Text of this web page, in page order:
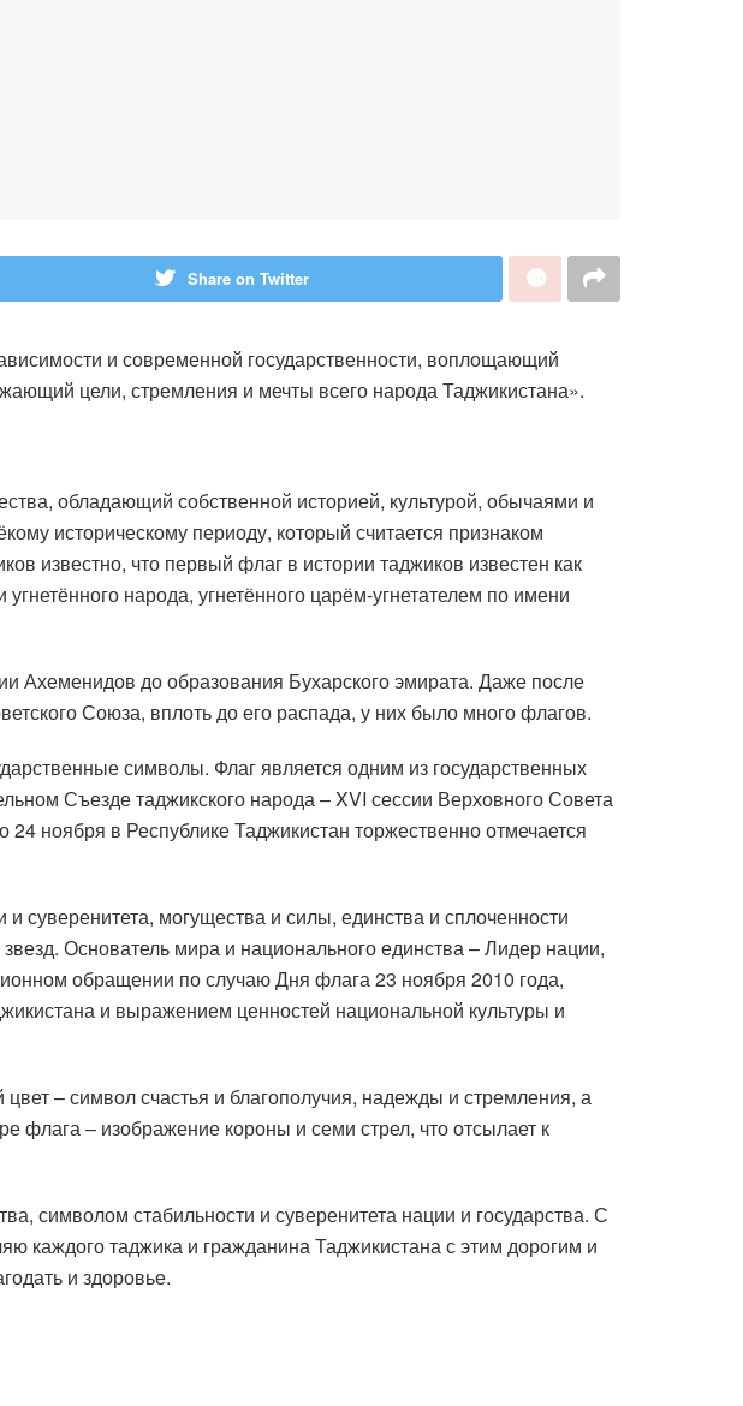
Share on Twitter
и современной государственности, воплощающий
цели, стремления и мечты всего народа Таджикистана».
обладающий собственной историей, культурой, обычаями и
историческому периоду, который считается признаком
известно, что первый флаг в истории таджиков известен как
народа, угнетённого царём-угнетателем по имени
Ахеменидов до образования Бухарского эмирата. Даже после
Союза, вплоть до его распада, у них было много флагов.
символы. Флаг является одним из государственных
Съезде таджикского народа – XVI сессии Верховного Совета
ноября в Республике Таджикистан торжественно отмечается
суверенитета, могущества и силы, единства и сплоченности
Основатель мира и национального единства – Лидер нации,
обращении по случаю Дня флага 23 ноября 2010 года,
и выражением ценностей национальной культуры и
– символ счастья и благополучия, надежды и стремления, а
флага – изображение короны и семи стрел, что отсылает к
символом стабильности и суверенитета нации и государства. С
каждого таджика и гражданина Таджикистана с этим дорогим и
и здоровье.